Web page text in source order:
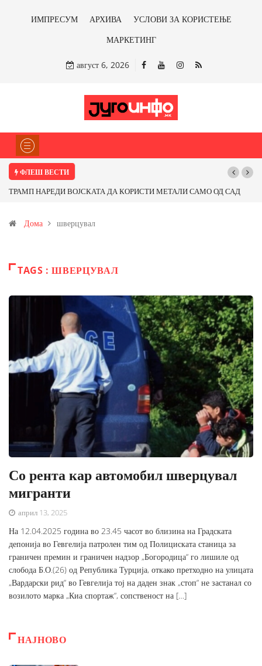
ИМПРЕСУМ АРХИВА
УСЛОВИ ЗА КОРИСТЕЊЕ
МАРКЕТИНГ
август 6, 2026
ФЛЕШ ВЕСТИ
ТРАМП НАРЕДИ ВОЈСКАТА ДА КОРИСТИ МЕТАЛИ САМО ОД САД
Иловица и со антимонот?
Дома шверцувал
TAGS : ШВЕРЦУВАЛ
Со рента кар автомобил шверцувал
мигранти
април 13, 2025
На 12.04.2025 година во 23.45 часот во близина на Градската
депонија во Гевгелија патролен тим од Полициската станица за
граничен премин и граничен надзор „Богородица“ го лишиле од
слобода Б.О.(26) од Република Турција, откако претходно на улицата
„Вардарски рид“ во Гевгелија тој на даден знак „стоп“ не застанал со
возилото марка „Киа спортаж“, сопственост на […]
НАЈНОВО